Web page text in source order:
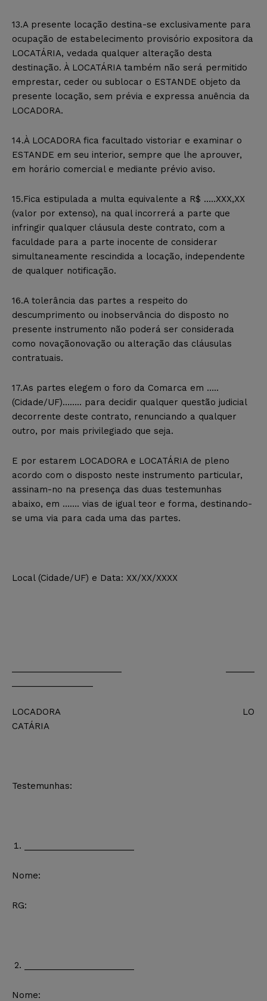
13.A presente locação destina-se exclusivamente para
ocupação de estabelecimento provisório expositora da
LOCATÁRIA, vedada qualquer alteração desta
destinação. À LOCATÁRIA também não será permitido
emprestar, ceder ou sublocar o ESTANDE objeto da
presente locação, sem prévia e expressa anuência da
LOCADORA.
14.À LOCADORA fica facultado vistoriar e examinar o
ESTANDE em seu interior, sempre que lhe aprouver,
em horário comercial e mediante prévio aviso.
15.Fica estipulada a multa equivalente a R$ …..XXX,XX
(valor por extenso), na qual incorrerá a parte que
infringir qualquer cláusula deste contrato, com a
faculdade para a parte inocente de considerar
simultaneamente rescindida a locação, independente
de qualquer notificação.
16.A tolerância das partes a respeito do
descumprimento ou inobservância do disposto no
presente instrumento não poderá ser considerada
como novaçãonovação ou alteração das cláusulas
contratuais.
17.As partes elegem o foro da Comarca em …..
(Cidade/UF)…….. para decidir qualquer questão judicial
decorrente deste contrato, renunciando a qualquer
outro, por mais privilegiado que seja.
E por estarem LOCADORA e LOCATÁRIA de pleno
acordo com o disposto neste instrumento particular,
assinam-no na presença das duas testemunhas
abaixo, em ……. vias de igual teor e forma, destinando-
se uma via para cada uma das partes.
Local (Cidade/UF) e Data: XX/XX/XXXX
LOCADORA LO
CATÁRIA
Testemunhas:
Nome:
RG:
Nome: